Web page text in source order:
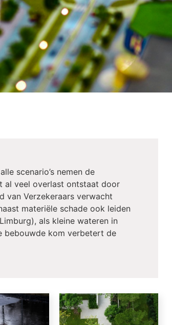
scenario’s nemen de
al veel overlast ontstaat door
van Verzekeraars verwacht
materiële schade ook leiden
als kleine wateren in
bebouwde kom verbetert de